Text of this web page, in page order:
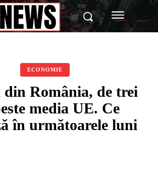
ECONOMIE
România, de trei
media UE. Ce
în următoarele luni